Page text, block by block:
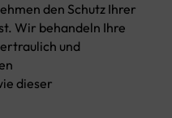
den Schutz Ihrer
Wir behandeln Ihre
und
dieser